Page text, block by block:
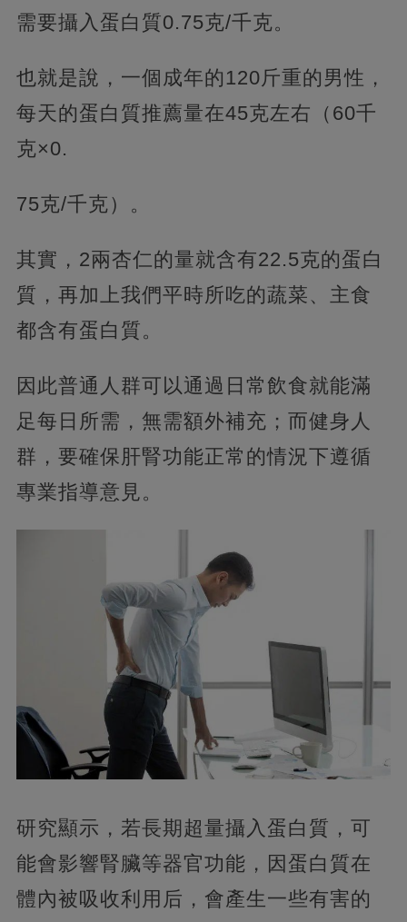
需要攝入蛋白質0.75克/千克。
也就是說，一個成年的120斤重的男性，
每天的蛋白質推薦量在45克左右（60千
克×0.
75克/千克）。
其實，2兩杏仁的量就含有22.5克的蛋白
質，再加上我們平時所吃的蔬菜、主食
都含有蛋白質。
因此普通人群可以通過日常飲食就能滿
足每日所需，無需額外補充；而健身人
群，要確保肝腎功能正常的情況下遵循
專業指導意見。
研究顯示，若長期超量攝入蛋白質，可
能會影響腎臟等器官功能，因蛋白質在
體內被吸收利用后，會產生一些有害的